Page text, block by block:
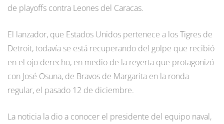
de playoffs contra Leones del Caracas.
El lanzador, que Estados Unidos pertenece a los Tigres de
Detroit, todavía se está recuperando del golpe que recibió
en el ojo derecho, en medio de la reyerta que protagonizó
con José Osuna, de Bravos de Margarita en la ronda
regular, el pasado 12 de diciembre.
La noticia la dio a conocer el presidente del equipo naval,